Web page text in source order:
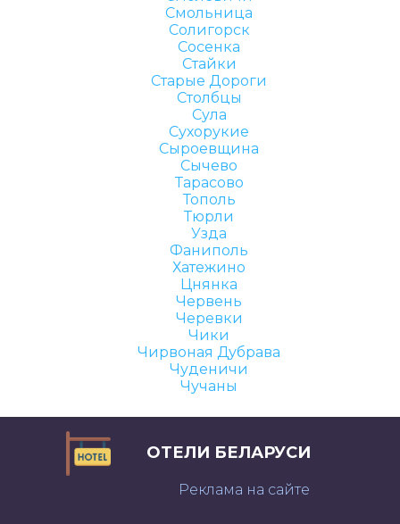
Смольница
Солигорск
Сосенка
Стайки
Старые Дороги
Столбцы
Сула
Сухорукие
Сыроевщина
Сычево
Тарасово
Тополь
Тюрли
Узда
Фаниполь
Хатежино
Цнянка
Червень
Черевки
Чики
Чирвоная Дубрава
Чуденичи
Чучаны
ОТЕЛИ БЕЛАРУСИ
Реклама на сайте